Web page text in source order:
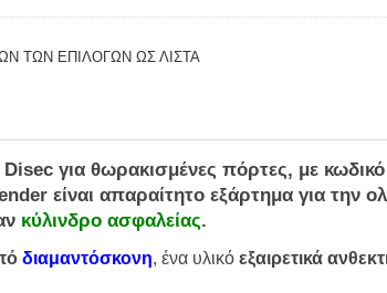
ΤΩΝ ΕΠΙΛΟΓΩΝ ΩΣ ΛΊΣΤΑ
Disec για θωρακισμένες πόρτες, με κωδικό
είναι απαραίτητο εξάρτημα για την
κύλινδρο ασφαλείας.
διαμαντόσκονη, ένα υλικό εξαιρετικά